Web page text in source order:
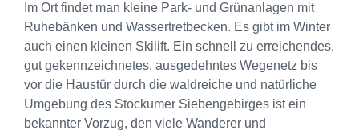
Im Ort findet man kleine Park- und Grünanlagen mit
Ruhebänken und Wassertretbecken. Es gibt im Winter
auch einen kleinen Skilift. Ein schnell zu erreichendes,
gut gekennzeichnetes, ausgedehntes Wegenetz bis
vor die Haustür durch die waldreiche und natürliche
Umgebung des Stockumer Siebengebirges ist ein
bekannter Vorzug, den viele Wanderer und